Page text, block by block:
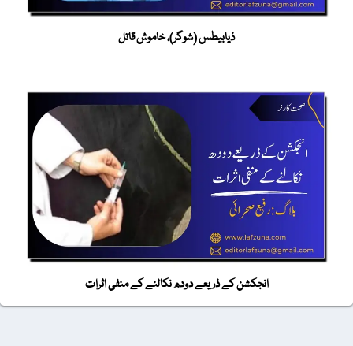
ذیابیطس (شوگر)، خاموش قاتل
انجکشن کے ذریعے دودھ نکالنے کے منفی اثرات